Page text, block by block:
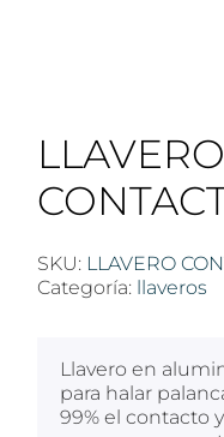
LLAVERO
SKU: LLAVERO
Categoría:
llaveros
Llavero en
para halar
99% el contacto